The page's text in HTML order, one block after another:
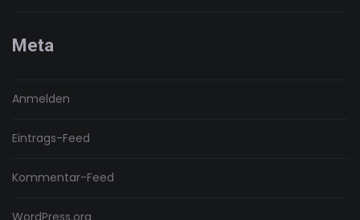
Meta
Anmelden
Eintrags-Feed
Kommentar-Feed
WordPress.org